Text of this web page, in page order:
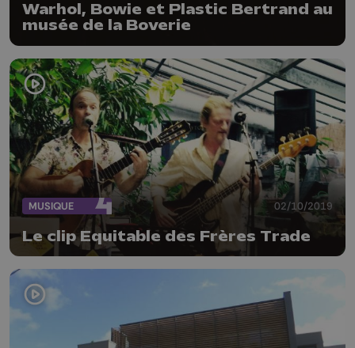
Warhol, Bowie et Plastic Bertrand au
musée de la Boverie
MUSIQUE 02/10/2019
Le clip Equitable des Frères Trade